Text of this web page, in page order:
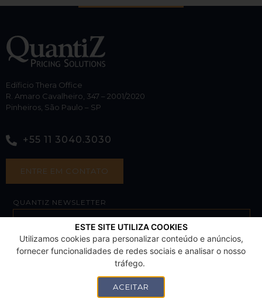
Edíficio Thera Office
R. Amaro Cavalheiro, 347 – 2001/2020
Pinheiros, São Paulo – SP
+55 11 3040.3030
ENTRE EM CONTATO
QUANTIZ NEWSLETTER
SUBSCRIBE
ESTE SITE UTILIZA COOKIES
Utilizamos cookies para personalizar conteúdo e anúncios,
fornecer funcionalidades de redes sociais e analisar o nosso
tráfego.
ACEITAR